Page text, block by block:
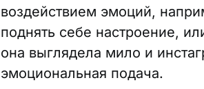
воздействием эмоций,
поднять себе настроение,
она выглядела мило и
эмоциональная подача.